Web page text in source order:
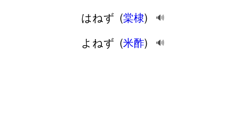
はねず (棠棣) 🔊
よねず (米酢) 🔊